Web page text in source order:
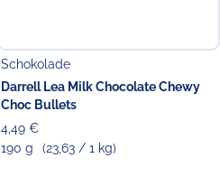
Schokolade
Darrell Lea Milk Chocolate Chewy
Choc Bullets
4,49 €
190 g
(23,63 / 1 kg)